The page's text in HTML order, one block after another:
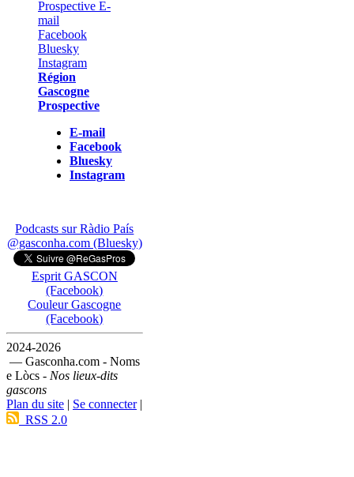
Région
Gascogne
Prospective
E-mail
Facebook
Bluesky
Instagram
Podcasts sur Ràdio País
@gasconha.com (Bluesky)
Esprit GASCON
(Facebook)
Couleur Gascogne
(Facebook)
2024-2026
— Gasconha.com - Noms
e Lòcs - Nos lieux-dits
gascons
Plan du site | Se connecter|
RSS 2.0